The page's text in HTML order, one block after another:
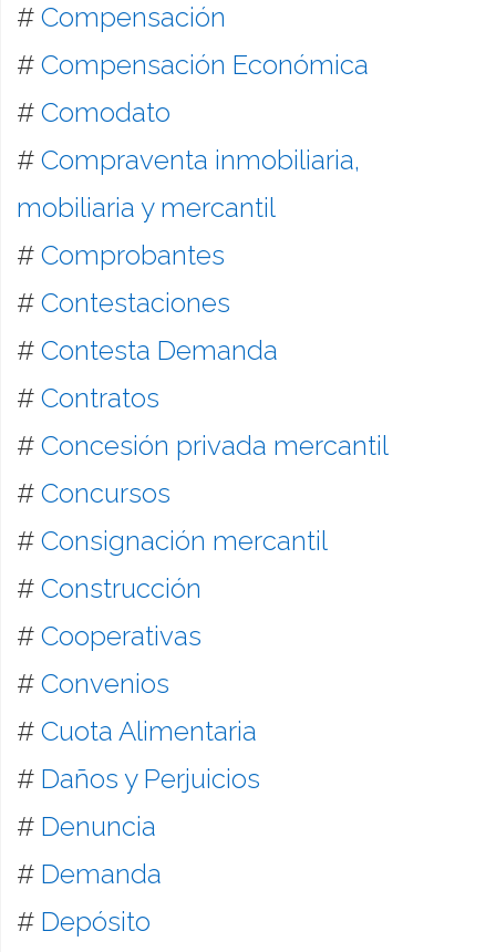
# Compensación
# Compensación Económica
# Comodato
# Compraventa inmobiliaria,
mobiliaria y mercantil
# Comprobantes
# Contestaciones
# Contesta Demanda
# Contratos
# Concesión privada mercantil
# Concursos
# Consignación mercantil
# Construcción
# Cooperativas
# Convenios
# Cuota Alimentaria
# Daños y Perjuicios
# Denuncia
# Demanda
# Depósito